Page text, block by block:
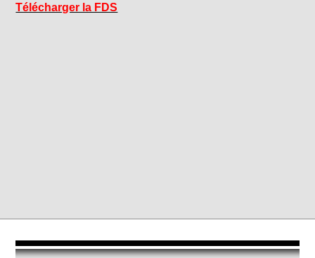
Télécharger la FDS